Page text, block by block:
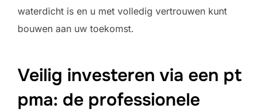
waterdicht is en u met volledig vertrouwen kunt
bouwen aan uw toekomst.
Veilig investeren via een pt
pma: de professionele